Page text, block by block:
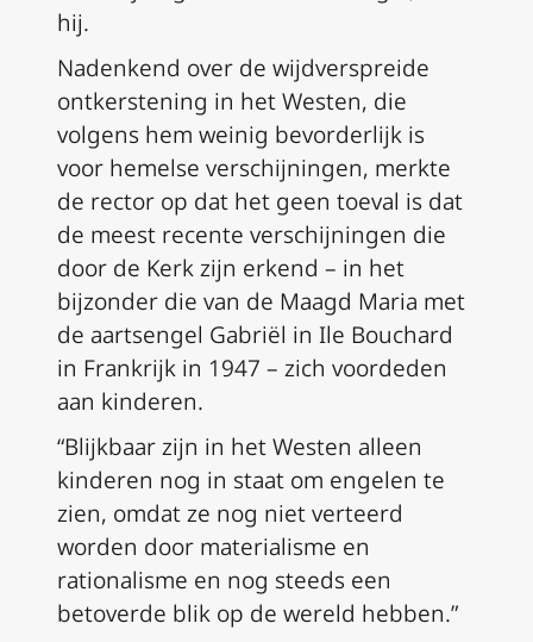
hij.
Nadenkend over de wijdverspreide
ontkerstening in het Westen, die
volgens hem weinig bevorderlijk is
voor hemelse verschijningen, merkte
de rector op dat het geen toeval is dat
de meest recente verschijningen die
door de Kerk zijn erkend – in het
bijzonder die van de Maagd Maria met
de aartsengel Gabriël in Ile Bouchard
in Frankrijk in 1947 – zich voordeden
aan kinderen.
“Blijkbaar zijn in het Westen alleen
kinderen nog in staat om engelen te
zien, omdat ze nog niet verteerd
worden door materialisme en
rationalisme en nog steeds een
betoverde blik op de wereld hebben.”